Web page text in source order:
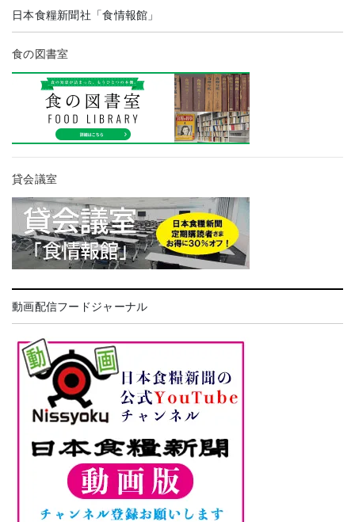
日本食糧新聞社「食情報館」
食の図書室
貸会議室
動画配信フードジャーナル